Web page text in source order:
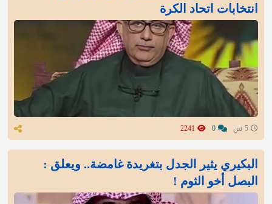
انتخابات اتحاد الكرة
البكيري يثير الجدل بتغريدة غامضة.. ويعلق :
البصل أخو الثوم !